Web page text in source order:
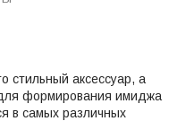
стильный аксессуар, а
формирования имиджа
в самых различных